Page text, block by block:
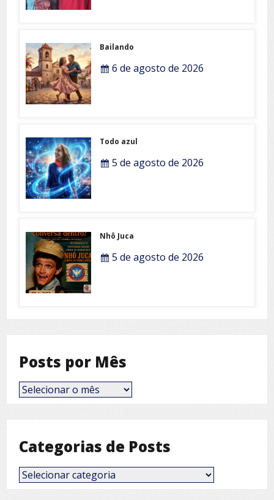
Bailando
6 de agosto de 2026
Todo azul
5 de agosto de 2026
Nhô Juca
5 de agosto de 2026
Posts por Mês
Posts
por
Categorias de Posts
Categorias
de